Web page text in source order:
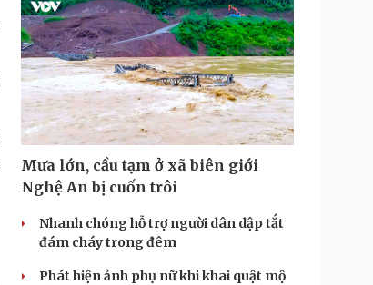
Mưa lớn, cầu tạm ở xã biên giới
Nghệ An bị cuốn trôi
Nhanh chóng hỗ trợ người dân dập tắt
đám cháy trong đêm
Phát hiện ảnh phụ nữ khi khai quật mộ